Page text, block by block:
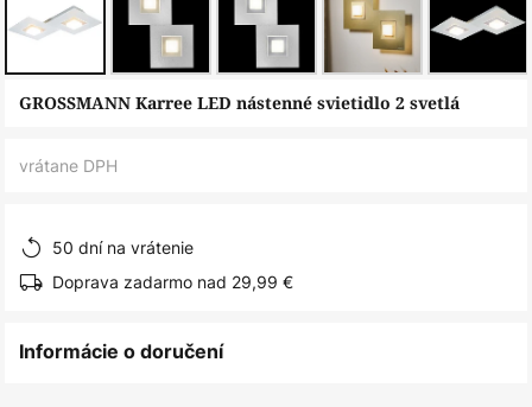
Preskočiť
GROSSMANN Karree LED nástenné svietidlo 2 svetlá
vrátane DPH
50 dní na vrátenie
Doprava zadarmo nad 29,99 €
Informácie o doručení